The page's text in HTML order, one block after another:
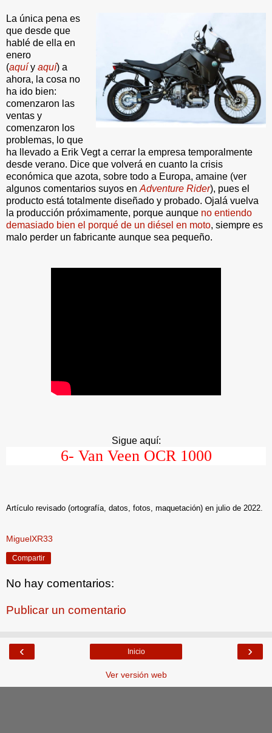
La única pena es
que desde que
hablé de ella en
enero
(aquíy aquí) a
ahora, la cosa no
ha ido bien:
comenzaron las
ventas y
comenzaron los
problemas, lo que
ha llevado a Erik Vegt a cerrar la empresa temporalmente
desde verano. Dice que volverá en cuanto la crisis
económica que azota, sobre todo a Europa, amaine (ver
algunos comentarios suyos en Adventure Rider), pues el
producto está totalmente diseñado y probado. Ojalá vuelva
la producción próximamente, porque aunque no entiendo
demasiado bien el porqué de un diésel en moto, siempre es
malo perder un fabricante aunque sea pequeño.
Sigue aquí:
6- Van Veen OCR 1000
Artículo revisado (ortografía, datos, fotos, maquetación) en julio de 2022.
MiguelXR33
Compartir
No hay comentarios:
Publicar un comentario
‹ ›
Inicio
Ver versión web